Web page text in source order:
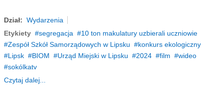
Dział: Wydarzenia
Etykiety
segregacja
10 ton makulatury uzbierali uczniowie
Zespół Szkół Samorządowych w Lipsku
konkurs ekologiczny
Lipsk
BIOM Urząd Miejski w Lipsku 2024 film
wideo
sokólkatv
Czytaj dalej...